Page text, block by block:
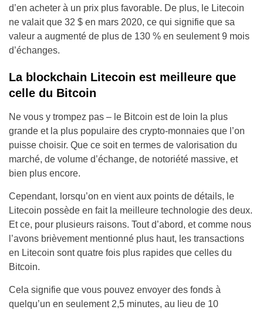
d’en acheter à un prix plus favorable. De plus, le Litecoin
ne valait que 32 $ en mars 2020, ce qui signifie que sa
valeur a augmenté de plus de 130 % en seulement 9 mois
d’échanges.
La blockchain Litecoin est meilleure que
celle du Bitcoin
Ne vous y trompez pas – le Bitcoin est de loin la plus
grande et la plus populaire des crypto-monnaies que l’on
puisse choisir. Que ce soit en termes de valorisation du
marché, de volume d’échange, de notoriété massive, et
bien plus encore.
Cependant, lorsqu’on en vient aux points de détails, le
Litecoin possède en fait la meilleure technologie des deux.
Et ce, pour plusieurs raisons. Tout d’abord, et comme nous
l’avons brièvement mentionné plus haut, les transactions
en Litecoin sont quatre fois plus rapides que celles du
Bitcoin.
Cela signifie que vous pouvez envoyer des fonds à
quelqu’un en seulement 2,5 minutes, au lieu de 10